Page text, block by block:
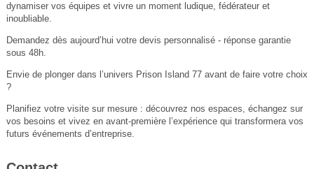
dynamiser vos équipes et vivre un moment ludique, fédérateur et
inoubliable.
Demandez dès aujourd’hui votre devis personnalisé - réponse garantie
sous 48h.
Envie de plonger dans l’univers Prison Island 77 avant de faire votre choix
?
Planifiez votre visite sur mesure : découvrez nos espaces, échangez sur
vos besoins et vivez en avant-première l’expérience qui transformera vos
futurs événements d’entreprise.